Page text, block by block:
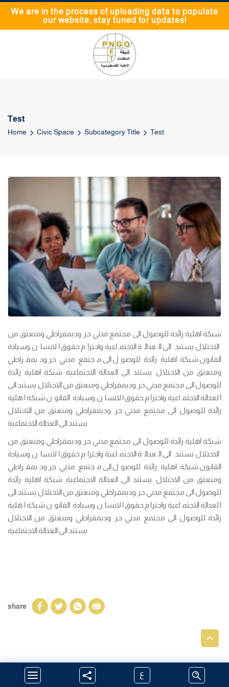
We are in the process of uploading data to populate
our website, stay tuned for updates!
ع
Test
Home Civic Space Subcategory Title Test
شبكة اهلية رائدة للوصول الى مجتمع مدني حر وديمقراطي ومنعتق من
الاحتلال يستند الى العدالة الاجتماعية واحترام حقوق الانسان وسيادة
القانون شبكة اهلية رائدة للوصول الى مجتمع مدني حر وديمقراطي
ومنعتق من الاحتلال يستند الى العدالة الاجتماعية شبكة اهلية رائدة
للوصول الى مجتمع مدني حر وديمقراطي ومنعتق من الاحتلال يستند الى
العدالة الاجتماعية واحترام حقوق الانسان وسيادة القانون شبكة اهلية
رائدة للوصول الى مجتمع مدني حر وديمقراطي ومنعتق من الاحتلال
يستند الى العدالة الاجتماعية
شبكة اهلية رائدة للوصول الى مجتمع مدني حر وديمقراطي ومنعتق من
الاحتلال يستند الى العدالة الاجتماعية واحترام حقوق الانسان وسيادة
القانون شبكة اهلية رائدة للوصول الى مجتمع مدني حر وديمقراطي
ومنعتق من الاحتلال يستند الى العدالة الاجتماعية شبكة اهلية رائدة
للوصول الى مجتمع مدني حر وديمقراطي ومنعتق من الاحتلال يستند الى
العدالة الاجتماعية واحترام حقوق الانسان وسيادة القانون شبكة اهلية
رائدة للوصول الى مجتمع مدني حر وديمقراطي ومنعتق من الاحتلال
يستند الى العدالة الاجتماعية
share